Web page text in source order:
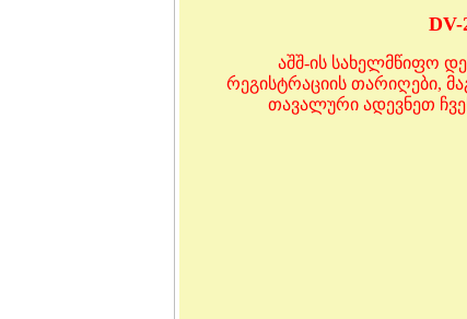
აშშ-ის სახელმწიფო
რეგისტრაციის თარიღები,
თავალური ადევნეთ